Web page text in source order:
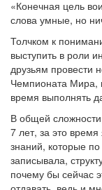
«Конечная цель
слова умные, но
Толчком к
выступить в роли
друзьям провести
Чемпионата Мира,
время выполнять
В общей
7 лет, за это
знаний, которые
записывала,
почему бы сейчас